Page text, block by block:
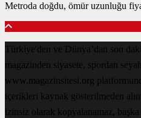
Metroda doğdu, ömür uzunluğu
Türkiye'den ve Dünya’dan son
magazinden siyasete, spordan
www.magazinsitesi.org
içerikleri kaynak gösterilmeden
izinsiz olarak kopyalanamaz, başka